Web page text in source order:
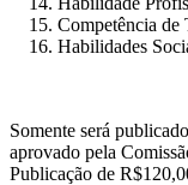
Competência de
Habilidades
Somente será
aprovado pela
Publicação de